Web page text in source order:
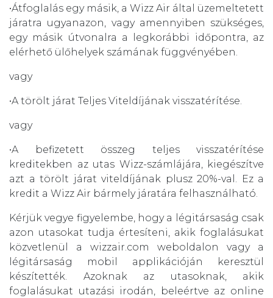
•Átfoglalás egy másik, a Wizz Air által üzemeltetett
járatra ugyanazon, vagy amennyiben szükséges,
egy másik útvonalra a legkorábbi időpontra, az
elérhető ülőhelyek számának függvényében.
vagy
•A törölt járat Teljes Viteldíjának visszatérítése.
vagy
•A befizetett összeg teljes visszatérítése
kreditekben az utas Wizz-számlájára, kiegészítve
azt a törölt járat viteldíjának plusz 20%-val. Ez a
kredit a Wizz Air bármely járatára felhasználható.
Kérjük vegye figyelembe, hogy a légitársaság csak
azon utasokat tudja értesíteni, akik foglalásukat
közvetlenül a wizzair.com weboldalon vagy a
légitársaság mobil applikációján keresztül
készítették. Azoknak az utasoknak, akik
foglalásukat utazási irodán, beleértve az online